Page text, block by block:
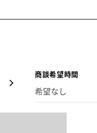
17 18
商談希望時間